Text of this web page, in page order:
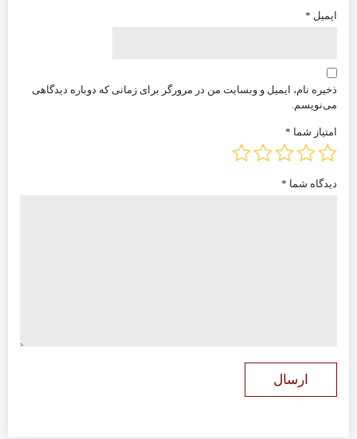
ایمیل *
ذخیره نام، ایمیل و وبسایت من در مرورگر برای زمانی که دوباره دیدگاهی
می‌نویسم.
امتیاز شما *
دیدگاه شما *